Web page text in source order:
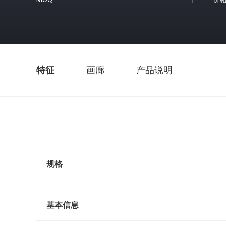
特征 画廊 产品说明
规格
基本信息